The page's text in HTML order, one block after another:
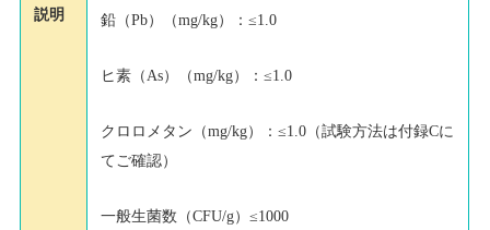
説明 鉛（Pb）（mg/kg）：≤1.0
ヒ素（As）（mg/kg）：≤1.0
クロロメタン（mg/kg）：≤1.0（試験方法は付録Cに
てご確認）
一般生菌数（CFU/g）≤1000